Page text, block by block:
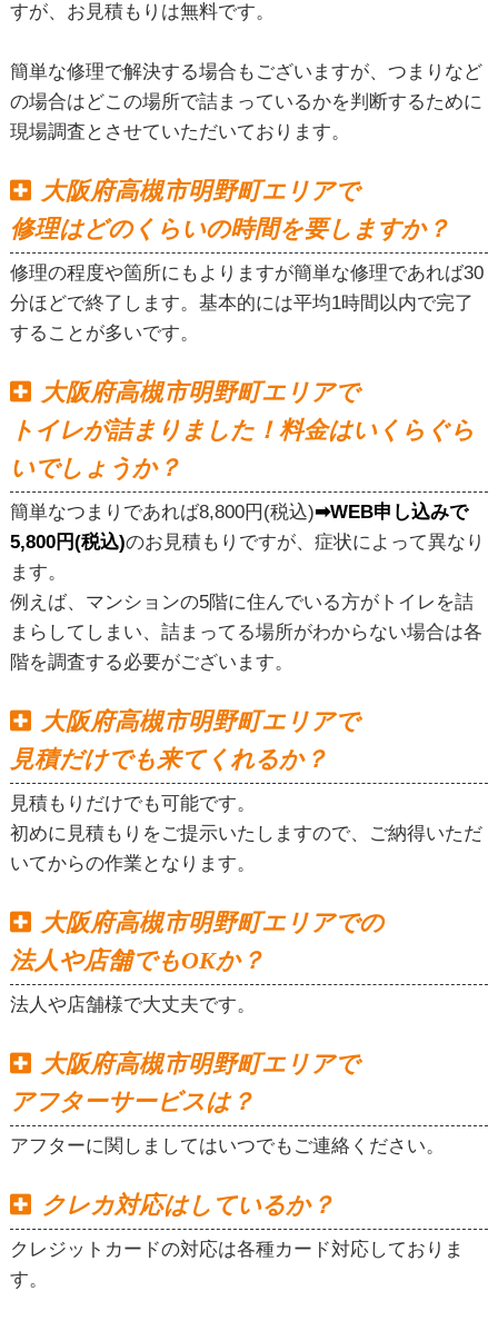
すが、お見積もりは無料です。
簡単な修理で解決する場合もございますが、つまりなど
の場合はどこの場所で詰まっているかを判断するために
現場調査とさせていただいております。
大阪府高槻市明野町エリアで
修理はどのくらいの時間を要しますか？
修理の程度や箇所にもよりますが簡単な修理であれば30
分ほどで終了します。基本的には平均1時間以内で完了
することが多いです。
大阪府高槻市明野町エリアで
トイレが詰まりました！料金はいくらぐら
いでしょうか？
簡単なつまりであれば8,800円(税込)➡WEB申し込みで
5,800円(税込)のお見積もりですが、症状によって異なり
ます。
例えば、マンションの5階に住んでいる方がトイレを詰
まらしてしまい、詰まってる場所がわからない場合は各
階を調査する必要がございます。
大阪府高槻市明野町エリアで
見積だけでも来てくれるか？
見積もりだけでも可能です。
初めに見積もりをご提示いたしますので、ご納得いただ
いてからの作業となります。
大阪府高槻市明野町エリアでの
法人や店舗でもOKか？
法人や店舗様で大丈夫です。
大阪府高槻市明野町エリアで
アフターサービスは？
アフターに関しましてはいつでもご連絡ください。
クレカ対応はしているか？
クレジットカードの対応は各種カード対応しておりま
す。